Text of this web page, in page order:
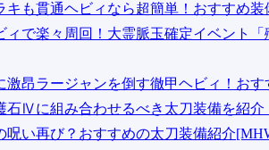
キも貫通ヘビィなら超簡単！おすすめ
ィで楽々周回！大霊脈玉確定イベント
激昂ラージャンを倒す徹甲ヘビィ！お
石Ⅳに組み合わせるべき太刀装備を紹
呪い再び？おすすめの太刀装備紹介